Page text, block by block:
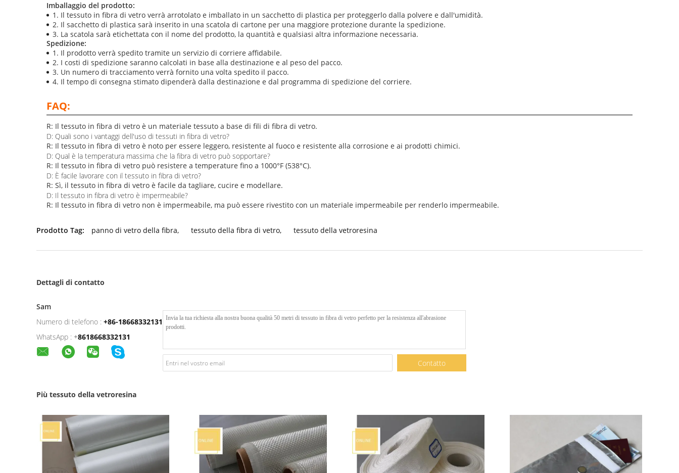
Imballaggio del prodotto:
Il tessuto in fibra di vetro verrà arrotolato e imballato in un sacchetto di plastica per proteggerlo dalla polvere e dall'umidità.
Il sacchetto di plastica sarà inserito in una scatola di cartone per una maggiore protezione durante la spedizione.
La scatola sarà etichettata con il nome del prodotto, la quantità e qualsiasi altra informazione necessaria.
Spedizione:
Il prodotto verrà spedito tramite un servizio di corriere affidabile.
I costi di spedizione saranno calcolati in base alla destinazione e al peso del pacco.
Un numero di tracciamento verrà fornito una volta spedito il pacco.
Il tempo di consegna stimato dipenderà dalla destinazione e dal programma di spedizione del corriere.
FAQ:
R: Il tessuto in fibra di vetro è un materiale tessuto a base di fili di fibra di vetro.
D: Quali sono i vantaggi dell'uso di tessuti in fibra di vetro?
R: Il tessuto in fibra di vetro è noto per essere leggero, resistente al fuoco e resistente alla corrosione e ai prodotti chimici.
D: Qual è la temperatura massima che la fibra di vetro può sopportare?
R: Il tessuto in fibra di vetro può resistere a temperature fino a 1000°F (538°C).
D: È facile lavorare con il tessuto in fibra di vetro?
R: Sì, il tessuto in fibra di vetro è facile da tagliare, cucire e modellare.
D: Il tessuto in fibra di vetro è impermeabile?
R: Il tessuto in fibra di vetro non è impermeabile, ma può essere rivestito con un materiale impermeabile per renderlo impermeabile.
Prodotto Tag: panno di vetro della fibra, tessuto della fibra di vetro, tessuto della vetroresina
Dettagli di contatto
Sam
Numero di telefono : +86-18668332131
WhatsApp : +8618668332131
Contatto
Più tessuto della vetroresina